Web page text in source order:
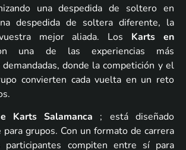
una despedida de soltero en
despedida de soltera diferente, la
mejor aliada. Los Karts en
una de las experiencias más
donde la competición y el
convierten cada vuelta en un reto
Karts Salamanca ; está diseñado
para grupos. Con un formato de carrera
compiten entre sí para